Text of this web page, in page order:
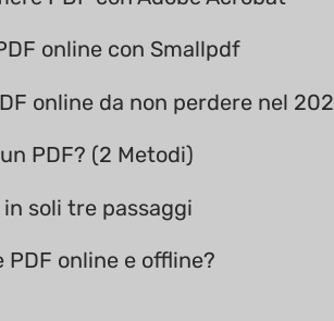
online con Smallpdf
online da non perdere nel
PDF? (2 Metodi)
soli tre passaggi
online e offline?